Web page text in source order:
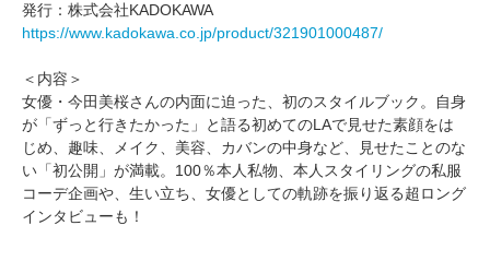
発行：株式会社KADOKAWA
https://www.kadokawa.co.jp/product/321901000487/
＜内容＞
女優・今田美桜さんの内面に迫った、初のスタイルブック。自身
が「ずっと行きたかった」と語る初めてのLAで見せた素顔をは
じめ、趣味、メイク、美容、カバンの中身など、見せたことのな
い「初公開」が満載。100％本人私物、本人スタイリングの私服
コーデ企画や、生い立ち、女優としての軌跡を振り返る超ロング
インタビューも！